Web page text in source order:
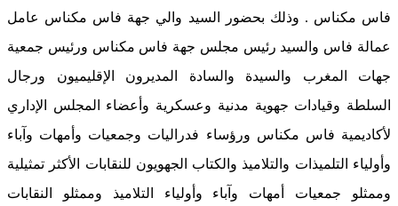
فاس مكناس . وذلك بحضور السيد والي جهة فاس مكناس عامل
عمالة فاس والسيد رئيس مجلس جهة فاس مكناس ورئيس جمعية
جهات المغرب والسيدة والسادة المديرون الإقليميون ورجال
السلطة وقيادات جهوية مدنية وعسكرية وأعضاء المجلس الإداري
لأكاديمية فاس مكناس ورؤساء فدراليات وجمعيات وأمهات وآباء
وأولياء التلميذات والتلاميذ والكتاب الجهويون للنقابات الأكثر تمثيلية
وممثلو جمعيات أمهات وآباء وأولياء التلاميذ وممثلو النقابات